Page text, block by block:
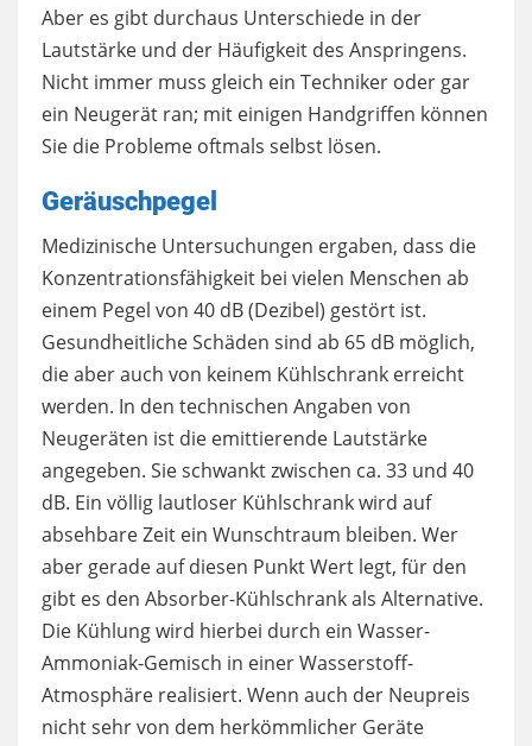
Aber es gibt durchaus Unterschiede in der
Lautstärke und der Häufigkeit des Anspringens.
Nicht immer muss gleich ein Techniker oder gar
ein Neugerät ran; mit einigen Handgriffen können
Sie die Probleme oftmals selbst lösen.
Geräuschpegel
Medizinische Untersuchungen ergaben, dass die
Konzentrationsfähigkeit bei vielen Menschen ab
einem Pegel von 40 dB (Dezibel) gestört ist.
Gesundheitliche Schäden sind ab 65 dB möglich,
die aber auch von keinem Kühlschrank erreicht
werden. In den technischen Angaben von
Neugeräten ist die emittierende Lautstärke
angegeben. Sie schwankt zwischen ca. 33 und 40
dB. Ein völlig lautloser Kühlschrank wird auf
absehbare Zeit ein Wunschtraum bleiben. Wer
aber gerade auf diesen Punkt Wert legt, für den
gibt es den Absorber-Kühlschrank als Alternative.
Die Kühlung wird hierbei durch ein Wasser-
Ammoniak-Gemisch in einer Wasserstoff-
Atmosphäre realisiert. Wenn auch der Neupreis
nicht sehr von dem herkömmlicher Geräte